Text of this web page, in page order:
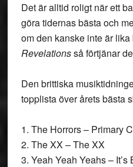
Det är alltid roligt när ett
göra tidernas bästa och
om den kanske inte är lika
Revelationsså förtjänar
Den brittiska
topplista över årets bästa
1. The Horrors – Primary
2. The XX – The XX
3. Yeah Yeah Yeahs – It’s